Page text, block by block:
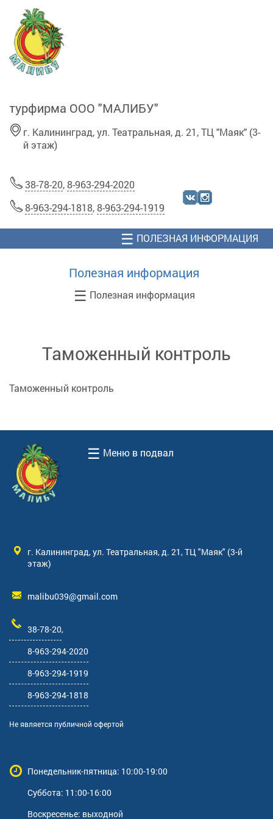
Перейти к основному содержанию
турфирма ООО "МАЛИБУ"
г. Калининград, ул. Театральная, д. 21, ТЦ "Маяк" (3-
й этаж)
38-78-20,8-963-294-2020
8-963-294-1818,8-963-294-1919
☰ ПОЛЕЗНАЯ ИНФОРМАЦИЯ
Полезная информация
☰ Полезная информация
Таможенный контроль
Таможенный контроль
☰ Меню в подвал
г. Калининград, ул. Театральная, д. 21, ТЦ "Маяк" (3-й
этаж)
malibu039@gmail.com
38-78-20,
8-963-294-2020
8-963-294-1919
8-963-294-1818
Не является публичной офертой
Понедельник-пятница: 10:00-19:00
Суббота: 11:00-16:00
Воскресенье: выходной